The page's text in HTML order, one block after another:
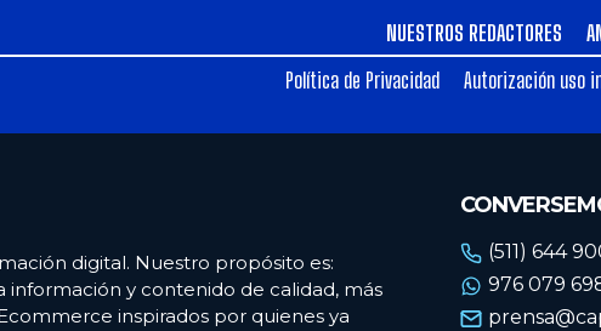
NUESTROS REDACTORES
Política de Privacidad
Autorización uso
digital. Nuestro propósito es:
información y contenido de calidad, más
inspirados por quienes ya
(511) 644
976 079